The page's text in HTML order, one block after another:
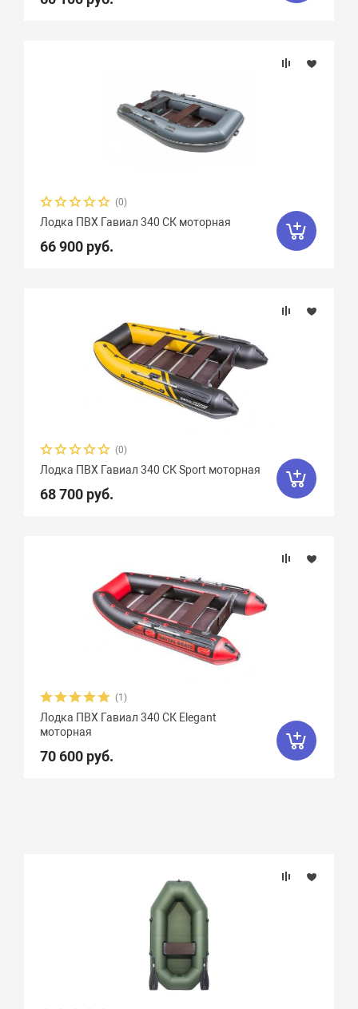
(0)
Лодка ПВХ Гавиал 340 СК моторная
66 900 руб.
(0)
Лодка ПВХ Гавиал 340 СК Sport моторная
68 700 руб.
(1)
Лодка ПВХ Гавиал 340 СК Elegant
моторная
70 600 руб.